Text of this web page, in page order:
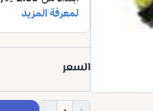
السعر